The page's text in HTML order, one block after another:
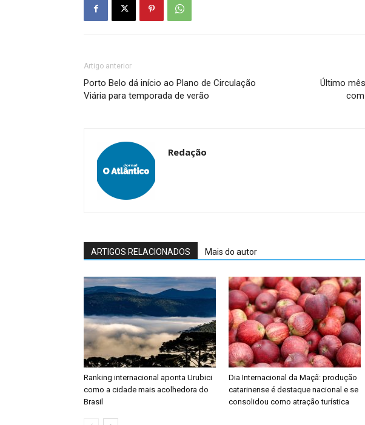
Artigo anterior
Porto Belo dá início ao Plano de Circulação
Viária para temporada de verão
Último
Redação
ARTIGOS RELACIONADOS Mais do autor
Ranking internacional aponta Urubici
como a cidade mais acolhedora do
Brasil
Dia Internacional da Maçã: produção
catarinense é destaque nacional e se
consolidou como atração turística